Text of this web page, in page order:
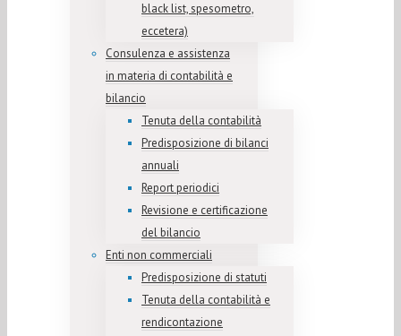
black list, spesometro,
eccetera)
Consulenza e assistenza
in materia di contabilità e
bilancio
Tenuta della contabilità
Predisposizione di bilanci
annuali
Report periodici
Revisione e certificazione
del bilancio
Enti non commerciali
Predisposizione di statuti
Tenuta della contabilità e
rendicontazione